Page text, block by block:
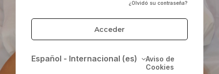
¿Olvidó su contraseña?
Acceder
Español - Internacional ‎(es)‎
Aviso de
Cookies